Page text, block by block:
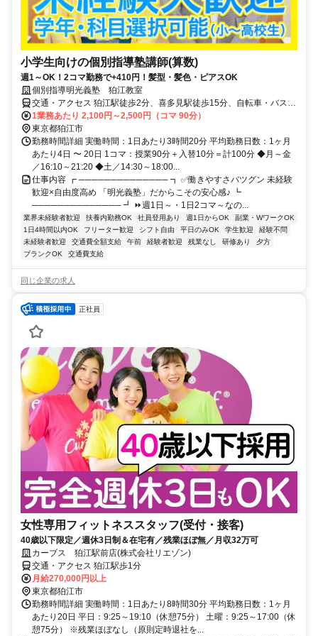
小学生向けの個別指導塾講師(算数)
週1～OK！2コマ勤務で+410円！髪型・髪色・ピアスOK
個別指導明光義塾 狛江教室
交通・アクセス 狛江駅徒歩2分、喜多見駅徒歩15分、自転車・バス・
バイク通勤可（応相談）
1業務あたり 2,100円～2,500円（コマ 90分）
東京都狛江市
勤務時間詳細 実働時間：1日あたり3時間20分 平均勤務日数：1ヶ月
あたり4日 〜 20日 1コマ：授業90分＋入替10分＝計100分 ◆月～金
／16:10～21:20 ◆土／14:30～18:00...
仕事内容 ┏ ────────────── ┓ ✅働きやすさバツグン 未経験
歓迎×自由度高め 「明光義塾」だからこその安心感♪ ┗
────────────── ┛ ⏩週1日～・1日2コマ～なの...
業界未経験者歓迎 扶養内勤務OK 社員登用あり 週1日からOK
副業・WワークOK
1日4時間以内OK
フリーター歓迎 シフト自由 平日のみOK 学生歓迎
経験不問
未経験者歓迎
交通費全額支給 午前 経験者歓迎 残業なし 研修あり
夕方
ブランクOK
交通費支給
同じ企業の求人
正社員
女性専用フィットネススタッフ(受付・接客)
40歳以下限定／週休3日制＆在宅有／残業ほぼ無／月収32万可
カーブス 狛江駅前店(株式会社リエゾン)
交通・アクセス 狛江駅歩1分
月給270,000円以上
東京都狛江市
勤務時間詳細 実働時間：1日あたり8時間30分 平均勤務日数：1ヶ月
あたり20日 平日：9:25～19:10（休憩75分） 土曜：9:25～17:00（休
憩75分） ※残業ほぼなし（原則定時退社を...